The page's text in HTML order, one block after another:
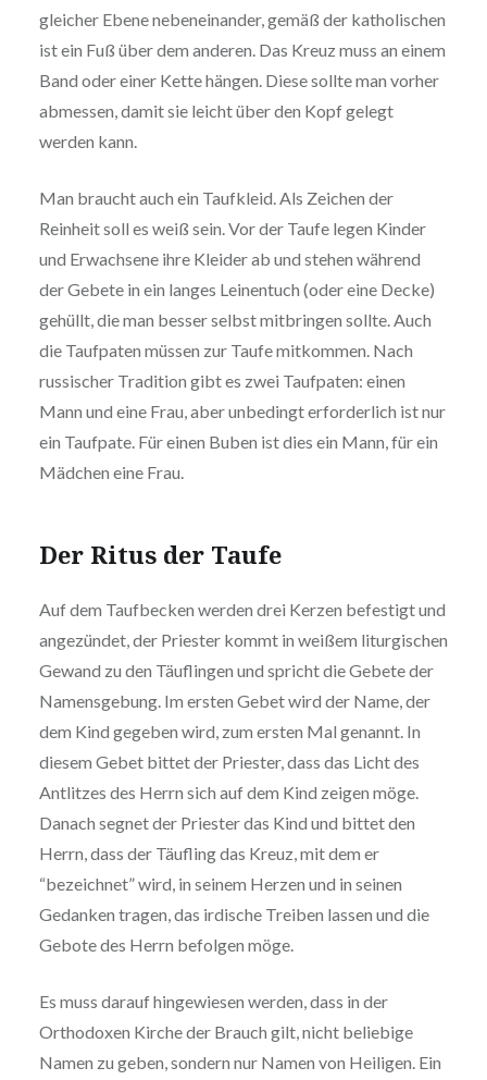
gleicher Ebene nebeneinander, gemäß der katholischen
ist ein Fuß über dem anderen. Das Kreuz muss an einem
Band oder einer Kette hängen. Diese sollte man vorher
abmessen, damit sie leicht über den Kopf gelegt
werden kann.
Man braucht auch ein Taufkleid. Als Zeichen der
Reinheit soll es weiß sein. Vor der Taufe legen Kinder
und Erwachsene ihre Kleider ab und stehen während
der Gebete in ein langes Leinentuch (oder eine Decke)
gehüllt, die man besser selbst mitbringen sollte. Auch
die Taufpaten müssen zur Taufe mitkommen. Nach
russischer Tradition gibt es zwei Taufpaten: einen
Mann und eine Frau, aber unbedingt erforderlich ist nur
ein Taufpate. Für einen Buben ist dies ein Mann, für ein
Mädchen eine Frau.
Der Ritus der Taufe
Auf dem Taufbecken werden drei Kerzen befestigt und
angezündet, der Priester kommt in weißem liturgischen
Gewand zu den Täuflingen und spricht die Gebete der
Namensgebung. Im ersten Gebet wird der Name, der
dem Kind gegeben wird, zum ersten Mal genannt. In
diesem Gebet bittet der Priester, dass das Licht des
Antlitzes des Herrn sich auf dem Kind zeigen möge.
Danach segnet der Priester das Kind und bittet den
Herrn, dass der Täufling das Kreuz, mit dem er
“bezeichnet” wird, in seinem Herzen und in seinen
Gedanken tragen, das irdische Treiben lassen und die
Gebote des Herrn befolgen möge.
Es muss darauf hingewiesen werden, dass in der
Orthodoxen Kirche der Brauch gilt, nicht beliebige
Namen zu geben, sondern nur Namen von Heiligen. Ein